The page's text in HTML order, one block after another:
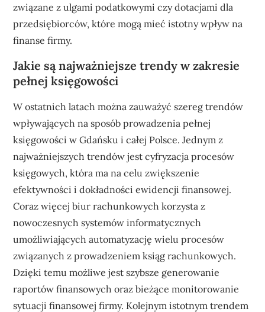
związane z ulgami podatkowymi czy dotacjami dla
przedsiębiorców, które mogą mieć istotny wpływ na
finanse firmy.
Jakie są najważniejsze trendy w zakresie
pełnej księgowości
W ostatnich latach można zauważyć szereg trendów
wpływających na sposób prowadzenia pełnej
księgowości w Gdańsku i całej Polsce. Jednym z
najważniejszych trendów jest cyfryzacja procesów
księgowych, która ma na celu zwiększenie
efektywności i dokładności ewidencji finansowej.
Coraz więcej biur rachunkowych korzysta z
nowoczesnych systemów informatycznych
umożliwiających automatyzację wielu procesów
związanych z prowadzeniem ksiąg rachunkowych.
Dzięki temu możliwe jest szybsze generowanie
raportów finansowych oraz bieżące monitorowanie
sytuacji finansowej firmy. Kolejnym istotnym trendem